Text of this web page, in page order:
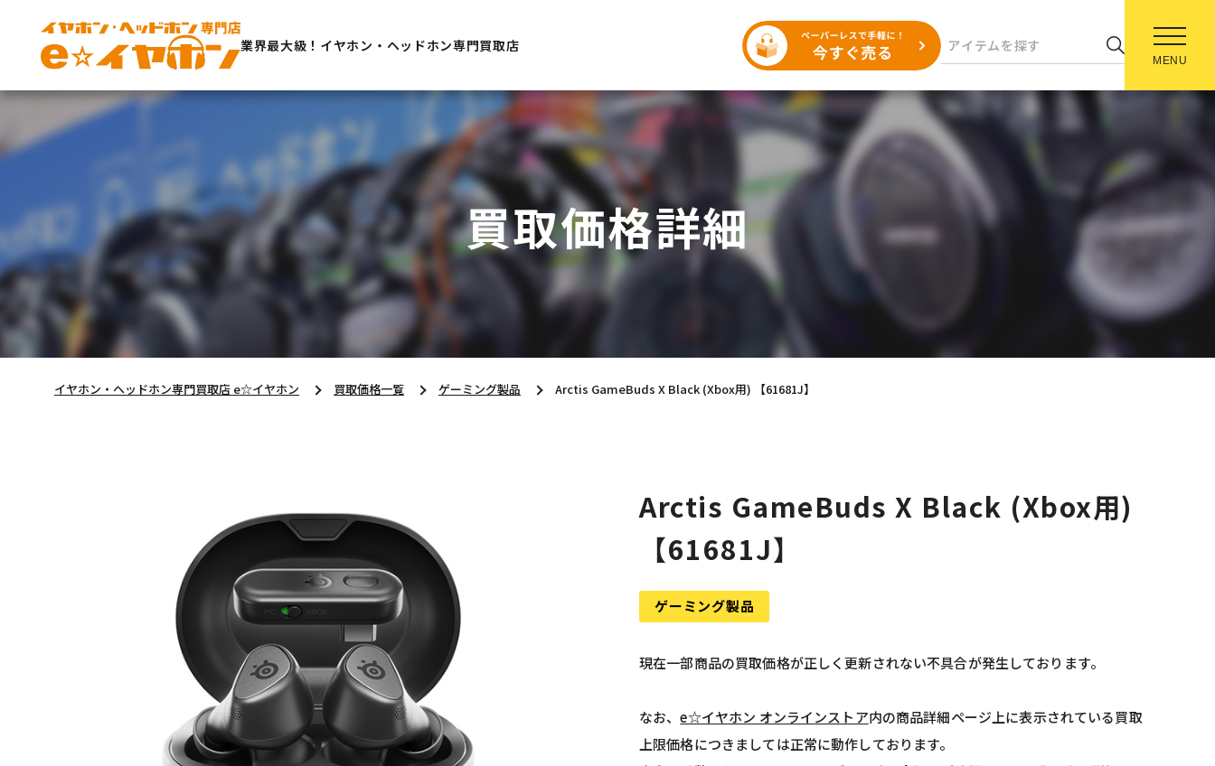
業界最大級！イヤホン・ヘッドホン専門買取店
MENU
買取価格詳細
イヤホン・ヘッドホン専門買取店 e☆イヤホン 買取価格一覧 ゲーミング製品 Arctis GameBuds X Black (Xbox用) 【61681J】
Arctis GameBuds X Black (Xbox用)
【61681J】
ゲーミング製品
現在一部商品の買取価格が正しく更新されない不具合が発生しております。
なお、e☆イヤホン オンラインストア内の商品詳細ページ上に表示されている買取
上限価格につきましては正常に動作しております。